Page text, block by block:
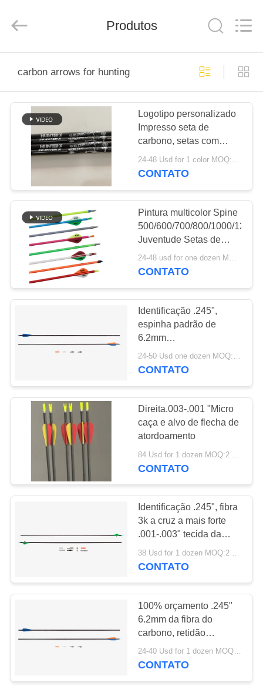
PRODUTOS
SOBRE
NÓS
EXCURSÃO
DA
FÁBRICA
CONTROLE
DA
QUALIDADE
CONTACTE-
PEÇA
UMAS
CITAÇÕES
DO
POLÍTICA
PRIVACIDADE
Arrows.
Produtos
carbon arrows for hunting
Logotipo personalizado
Impresso seta de
carbono, setas com
logotipo impresso, caça
personalizada e setas
24-48 Usd for 1 color MOQ:12pcs
CONTATO
Pintura multicolor Spine
500/600/700/800/1000/1200/
Juventude Setas de
carbono, Starter Setas
de fibra de carbono
24-48 usd for one dozen MOQ:2 dúzias
CONTATO
Identificação .245",
espinha padrão de
6.2mm
200/250/300/350/400/500
de .003" setas
blazer
24-50 Usd one dozen MOQ:1 dúzia
CONTATO
Direita.003-.001 "Micro
caça e alvo de flecha de
atordoamento
CONTATO
Identificação .245", fibra
3k a cruz a mais forte
.001-.003" tecida da
espinha
200/250/300/340/400 de
38 Usd for 1 dozen MOQ:2 dúzias
CONTATO
100% orçamento .245"
6.2mm da fibra do
carbono, retidão
.003-.001" aletas/penas
de caça das setas da
24-40 Usd for 1 dozen MOQ:2 dúzias
CONTATO